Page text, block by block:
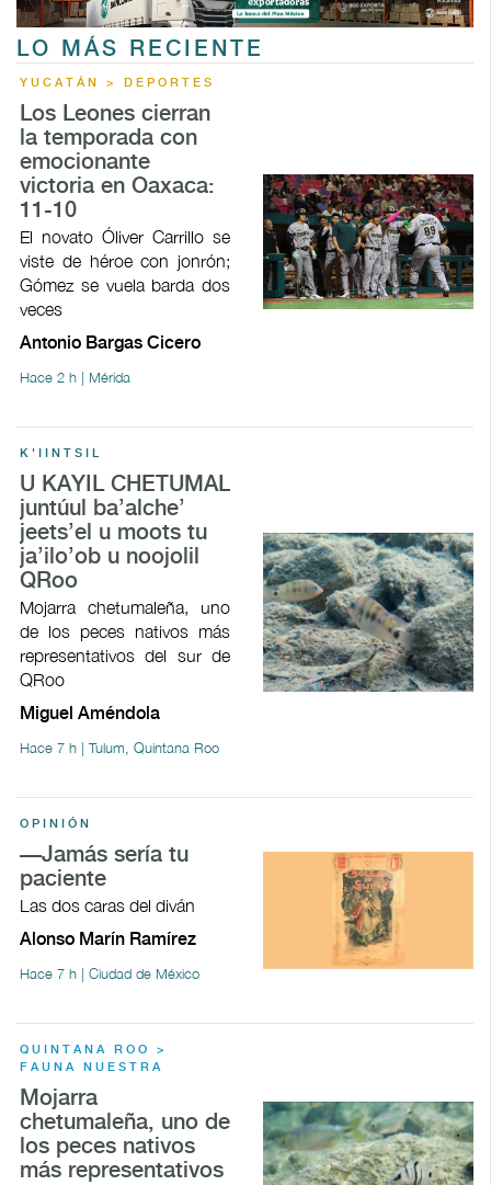
LO MÁS RECIENTE
YUCATÁN > DEPORTES
Los Leones cierran
la temporada con
emocionante
victoria en Oaxaca:
11-10
El novato Óliver Carrillo se
viste de héroe con jonrón;
Gómez se vuela barda dos
veces
Antonio Bargas Cicero
Hace 2 h | Mérida
K'IINTSIL
U KAYIL CHETUMAL
juntúul ba’alche’
jeets’el u moots tu
ja’ilo’ob u noojolil
QRoo
Mojarra chetumaleña, uno
de los peces nativos más
representativos del sur de
QRoo
Miguel Améndola
Hace 7 h | Tulum, Quintana Roo
OPINIÓN
—Jamás sería tu
paciente
Las dos caras del diván
Alonso Marín Ramírez
Hace 7 h | Ciudad de México
QUINTANA ROO >
FAUNA NUESTRA
Mojarra
chetumaleña, uno de
los peces nativos
más representativos